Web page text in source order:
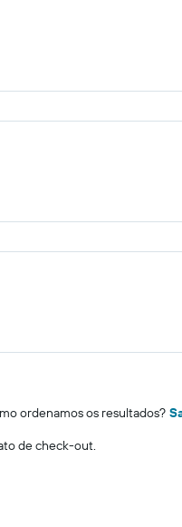
ordenamos os resultados?
de check-out.